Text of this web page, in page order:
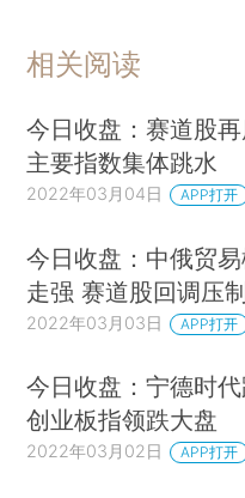
相关阅读
今日收盘：赛道股
主要指数集体跳水
2022年03月04日 APP打开
今日收盘：中俄贸
走强 赛道股回调压
2022年03月03日 APP打开
今日收盘：宁德时
创业板指领跌大盘
2022年03月02日 APP打开